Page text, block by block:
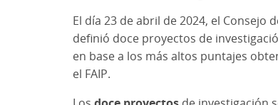
El día 23 de abril de 2024, el
definió doce proyectos de
en base a los más altos puntajes
el FAIP.